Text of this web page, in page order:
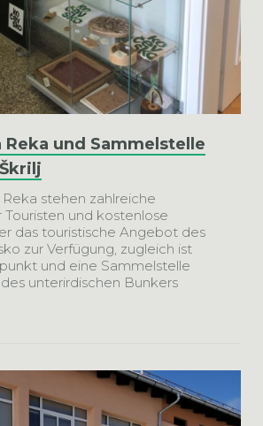
Reka und Sammelstelle
stehen zahlreiche
und kostenlose
das touristische Angebot des
zur Verfügung, zugleich ist
und eine Sammelstelle
unterirdischen Bunkers